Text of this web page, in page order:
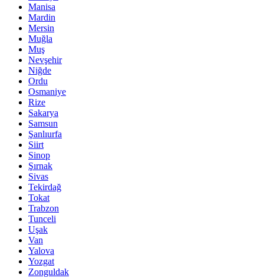
Manisa
Mardin
Mersin
Muğla
Muş
Nevşehir
Niğde
Ordu
Osmaniye
Rize
Sakarya
Samsun
Şanlıurfa
Siirt
Sinop
Şırnak
Sivas
Tekirdağ
Tokat
Trabzon
Tunceli
Uşak
Van
Yalova
Yozgat
Zonguldak